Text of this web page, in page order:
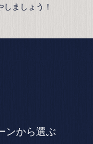
ましょう！
ンから選ぶ